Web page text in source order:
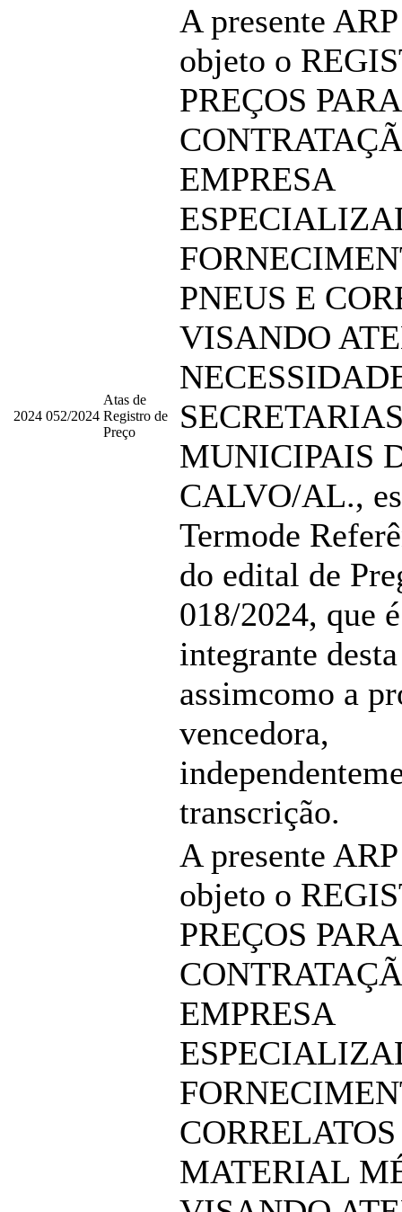
2024 052/2024
Atas de
Registro de
Preço
A presente
objeto o
PREÇOS PARA
EMPRESA
PNEUS E
VISANDO
MUNICIPAIS
CALVO/AL.,
Termode
do edital de
018/2024, que
integrante
assimcomo a
vencedora,
transcrição.
A presente
objeto o
PREÇOS PARA
EMPRESA
MATERIAL